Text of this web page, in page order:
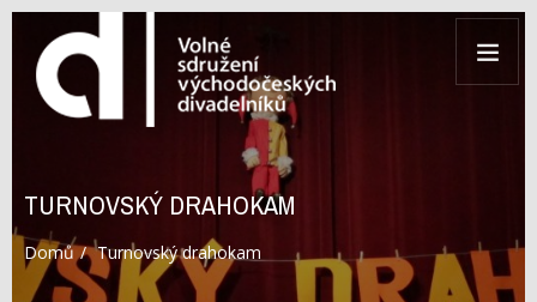
TURNOVSKÝ DRAHOKAM
Domů Turnovský drahokam